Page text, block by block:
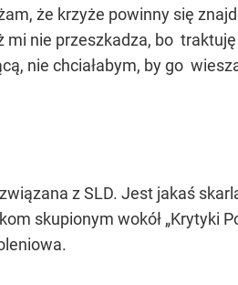
że krzyże powinny się
nie przeszkadza, bo
nie chciałabym, by go
z SLD. Jest jakaś
skupionym wokół „Krytyki